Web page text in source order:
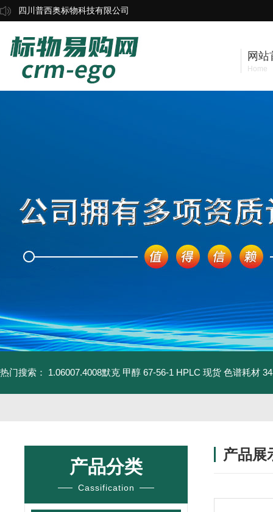
四川普西奥标物科技有限公司
网站
Home
热门搜索： 1.06007.4008默克 甲醇 67-56-1 HPLC 现货 色谱耗材
产品分类
Cassification
产品展